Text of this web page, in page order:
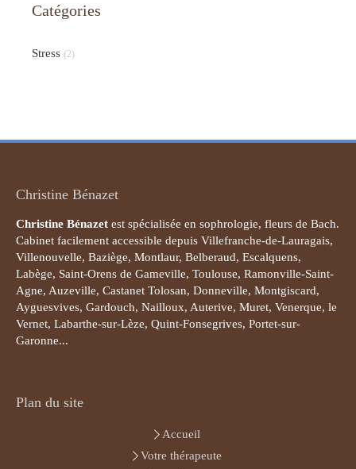
Catégories
Stress (2)
Christine Bénazet
Christine Bénazet est spécialisée en sophrologie, fleurs de Bach.
Cabinet facilement accessible depuis Villefranche-de-Lauragais,
Villenouvelle, Baziège, Montlaur, Belberaud, Escalquens,
Labège, Saint-Orens de Gameville, Toulouse, Ramonville-Saint-
Agne, Auzeville, Castanet Tolosan, Donneville, Montgiscard,
Ayguesvives, Gardouch, Nailloux, Auterive, Muret, Venerque, le
Vernet, Labarthe-sur-Lèze, Quint-Fonsegrives, Portet-sur-
Garonne...
Plan du site
Accueil
Votre thérapeute